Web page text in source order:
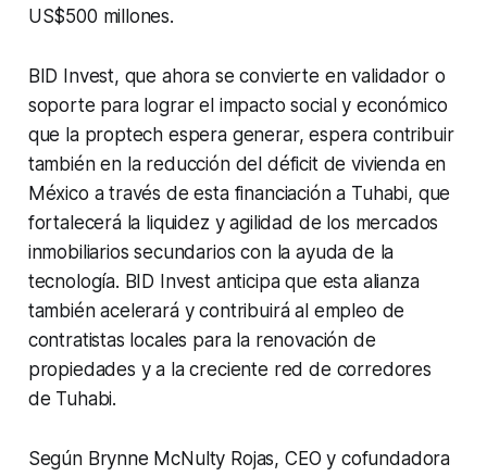
US$500 millones.
BID Invest, que ahora se convierte en validador o
soporte para lograr el impacto social y económico
que la proptech espera generar, espera contribuir
también en la reducción del déficit de vivienda en
México a través de esta financiación a Tuhabi, que
fortalecerá la liquidez y agilidad de los mercados
inmobiliarios secundarios con la ayuda de la
tecnología. BID Invest anticipa que esta alianza
también acelerará y contribuirá al empleo de
contratistas locales para la renovación de
propiedades y a la creciente red de corredores
de Tuhabi.
Según Brynne McNulty Rojas, CEO y cofundadora